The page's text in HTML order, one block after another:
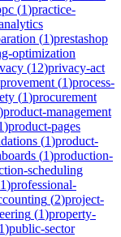
(1)practice-
(1)prestashop
optimization
(12)privacy-act
(1)process-
(1)procurement
)product-management
)product-pages
(1)product-
(1)production-
scheduling
1)professional-
(2)project-
(1)property-
1)public-sector